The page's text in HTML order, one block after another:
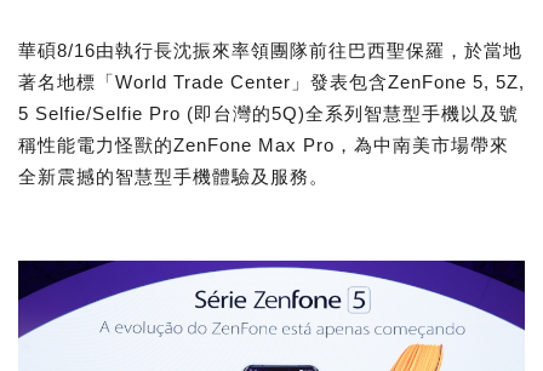
華碩8/16由執行長沈振來率領團隊前往巴西聖保羅，於當地
著名地標「World Trade Center」發表包含ZenFone 5, 5Z,
5 Selfie/Selfie Pro (即台灣的5Q)全系列智慧型手機以及號
稱性能電力怪獸的ZenFone Max Pro，為中南美市場帶來
全新震撼的智慧型手機體驗及服務。